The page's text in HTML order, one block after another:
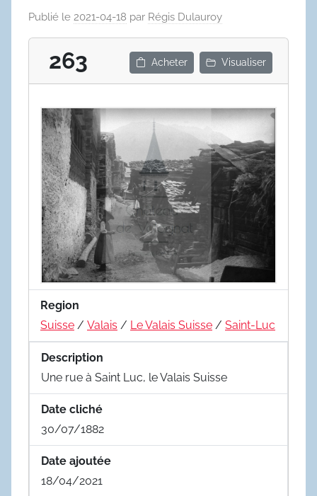
Publié le 2021-04-18 par Régis Dulauroy
263 Acheter Visualiser
Region
Suisse / Valais / Le Valais Suisse / Saint-Luc
Description
Une rue à Saint Luc, le Valais Suisse
Date cliché
30/07/1882
Date ajoutée
18/04/2021